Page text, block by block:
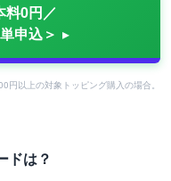
料0円／
申込＞
以上の対象トッピング購入の場合。
ドは？